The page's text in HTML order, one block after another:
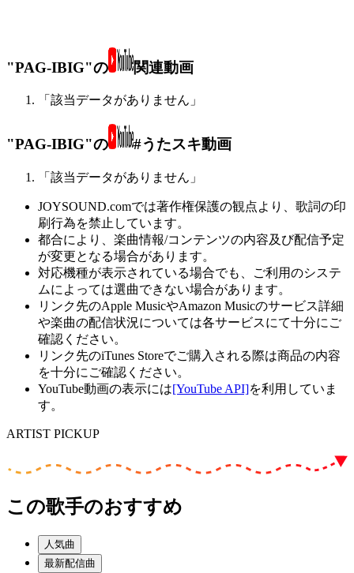
"PAG-IBIG"の 関連動画
「該当データがありません」
"PAG-IBIG"の #うたスキ動画
「該当データがありません」
JOYSOUND.comでは著作権保護の観点より、歌詞の印
刷行為を禁止しています。
都合により、楽曲情報/コンテンツの内容及び配信予定
が変更となる場合があります。
対応機種が表示されている場合でも、ご利用のシステ
ムによっては選曲できない場合があります。
リンク先のApple MusicやAmazon Musicのサービス詳細
や楽曲の配信状況については各サービスにて十分にご
確認ください。
リンク先のiTunes Storeでご購入される際は商品の内容
を十分にご確認ください。
YouTube動画の表示には[YouTube API]を利用していま
す。
ARTIST PICKUP
この歌手のおすすめ
人気曲
最新配信曲